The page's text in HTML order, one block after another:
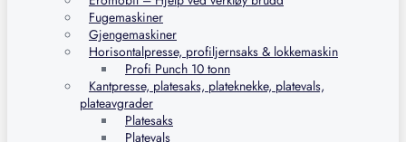
Fugemaskiner
Gjengemaskiner
Horisontalpresse, profiljernsaks & lokkemaskin
Profi Punch 10 tonn
Kantpresse, platesaks, plateknekke, platevals,
plateavgrader
Platesaks
Platevals